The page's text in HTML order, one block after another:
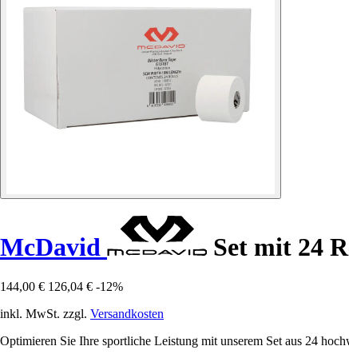
McDavid Set mit 24
144,00 € 126,04 € -12%
inkl. MwSt. zzgl. Versandkosten
Optimieren Sie Ihre sportliche Leistung mit unserem Set aus 24